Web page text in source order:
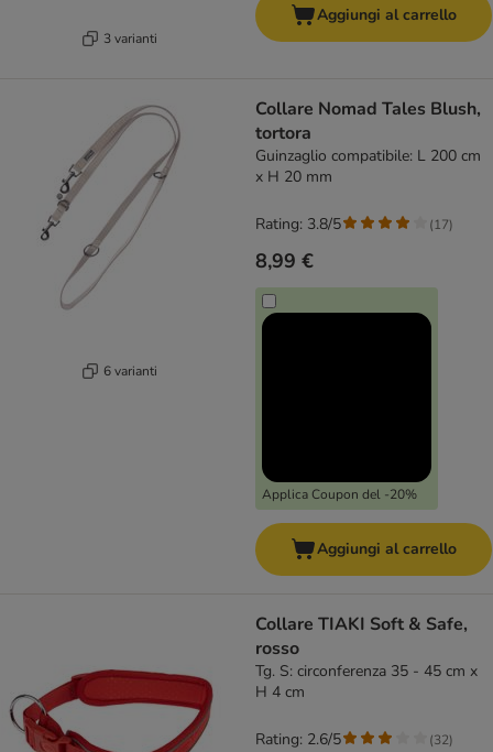
3 varianti
Aggiungi al carrello
6 varianti
Collare Nomad Tales Blush,
tortora
Guinzaglio compatibile: L 200 cm
x H 20 mm
8,99 €
Applica Coupon del -20%
Rating: 3.8/5 (17)
Aggiungi al carrello
Collare TIAKI Soft & Safe,
rosso
Tg. S: circonferenza 35 - 45 cm x
H 4 cm
Rating: 2.6/5 (32)